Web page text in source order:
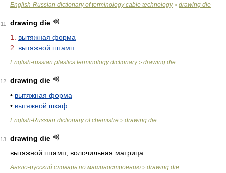
English-Russian dictionary of terminology cable technology> drawing die
11
drawing die
1.
вытяжная форма
2.
вытяжной штамп
English-russian plastics terminology dictionary> drawing die
12
drawing die
• вытяжная форма
• вытяжной шкаф
English-Russian dictionary of chemistre > drawing die
13
drawing die
вытяжной штамп; волочильная матрица
Англо-русский словарь по машиностроению > drawing die